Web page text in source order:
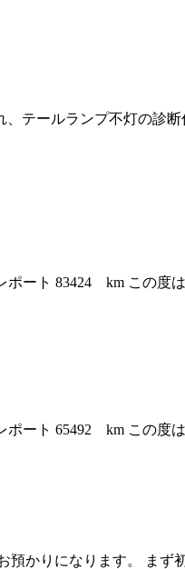
ールランプ不灯の診断
ト 83424 km この度は
ト 65492 km この度は
預かりになります。 ま